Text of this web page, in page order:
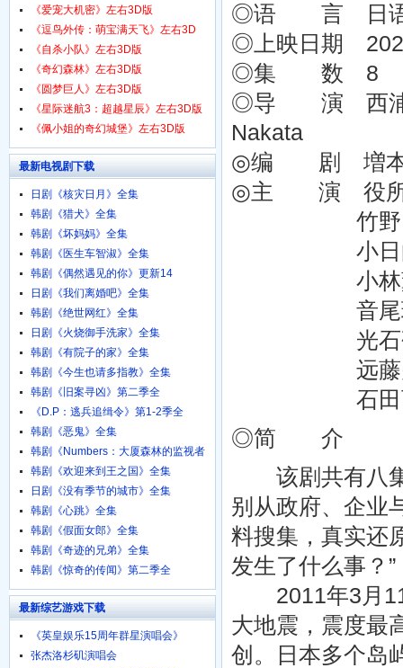
◎语 言 日
◎上映日期
◎集 数 8
◎导 演 西浦正
Nakata
◎编 剧 増本淳
◎主 演 役所
竹野内丰
小日向文
小林薰
音尾琢真
光石研
远藤宪一
石田百合
◎简 介
该剧共有八
别从政府、企业
料搜集，真实还
发生了什么事？”
2011年3月11
大地震，震度最
创。日本多个岛
《爱宠大机密》左右3D版
《逗鸟外传：萌宝满天飞》左右3D
版
《自杀小队》左右3D版
《奇幻森林》左右3D版
《圆梦巨人》左右3D版
《星际迷航3：超越星辰》左右3D版
《佩小姐的奇幻城堡》左右3D版
最新电视剧下载
日剧《核灾日月》全集
韩剧《猎犬》全集
韩剧《坏妈妈》全集
韩剧《医生车智淑》全集
韩剧《偶然遇见的你》更新14
日剧《我们离婚吧》全集
韩剧《绝世网红》全集
日剧《火烧御手洗家》全集
韩剧《有院子的家》全集
韩剧《今生也请多指教》全集
韩剧《旧案寻凶》第二季全
《D.P：逃兵追缉令》第1-2季全
韩剧《恶鬼》全集
韩剧《Numbers：大厦森林的监视者
们》全集
韩剧《欢迎来到王之国》全集
日剧《没有季节的城市》全集
韩剧《心跳》全集
韩剧《假面女郎》全集
韩剧《奇迹的兄弟》全集
韩剧《惊奇的传闻》第二季全
最新综艺游戏下载
《英皇娱乐15周年群星演唱会》
720p.BD粤语中字
张杰洛杉矶演唱会